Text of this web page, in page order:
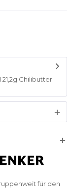
Chilibutter
für den